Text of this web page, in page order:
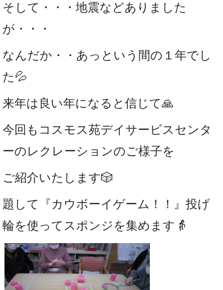
そして・・・地震などありました
が・・・
なんだか・・あっという間の１年でし
た💦
来年は良い年になると信じて🙏
今回もコスモス苑デイサービスセンタ
ーのレクレーションのご様子を
ご紹介いたします🎲
題して『カウボーイゲーム！！』投げ
輪を使ってスポンジを集めます👵